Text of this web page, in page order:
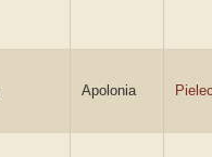
Apolonia